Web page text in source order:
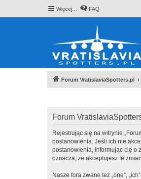
Więcej… FAQ
Forum VratislaviaSpotters.pl
Forum
Rejestrując się na witrynie
postanowienia. Jeśli ich nie
postanowienia, informując cię o
oznacza, że akceptujesz te
Nasze fora zwane też „one”,